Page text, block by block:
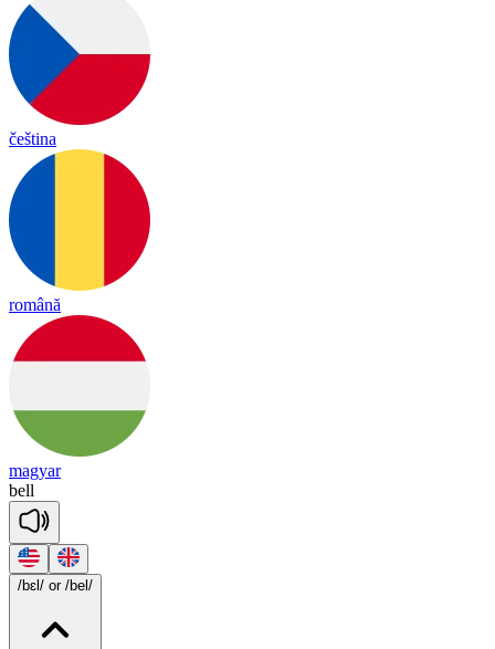
čeština
română
magyar
bell
/bɛl/ or /bel/